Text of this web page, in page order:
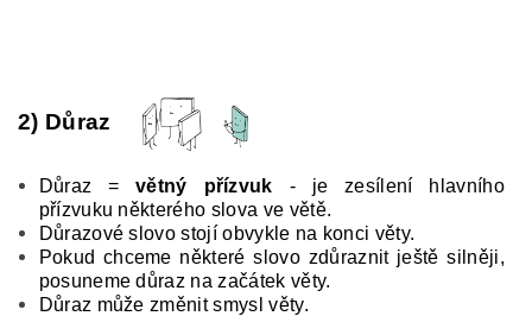
2) Důraz
Důraz =větný přízvuk - je zesílení hlavního
přízvuku některého slova ve větě.
Důrazové slovo stojí obvykle na konci věty.
Pokud chceme některé slovo zdůraznit ještě silněji,
posuneme důraz na začátek věty.
Důraz může změnit smysl věty.